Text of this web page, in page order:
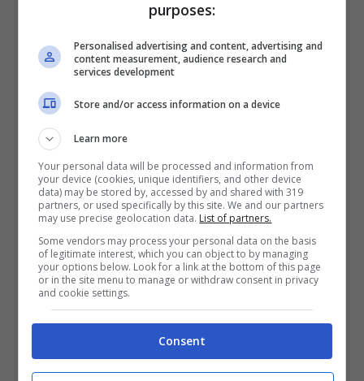
Cartabianca lascia tutti di
stucco
programma condotto da Bianca Berlinguer,
Mauro Coronanon si è collegato per un po’
con gli studio. In occasione del suo rientro, ha
deciso di indossare l’abito dei grandi eventi.
Mauro ha sfoggiato unosmokinge
collegandosi con Bianca ha esordito dicendo:
purposes:
Personalised advertising and content, advertising and
content measurement, audience research and
services development
Store and/or access information on a device
Learn more
Your personal data will be processed and information from
your device (cookies, unique identifiers, and other device
data) may be stored by, accessed by and shared with 319
partners, or used specifically by this site. We and our partners
may use precise geolocation data. List of partners.
Some vendors may process your personal data on the basis
of legitimate interest, which you can object to by managing
your options below. Look for a link at the bottom of this page
or in the site menu to manage or withdraw consent in privacy
and cookie settings.
Consent